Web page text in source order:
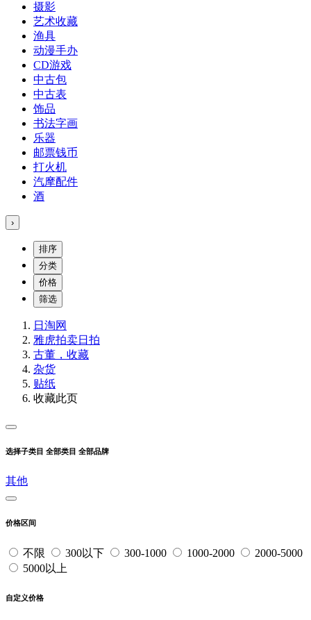
摄影
艺术收藏
渔具
动漫手办
CD游戏
中古包
中古表
饰品
书法字画
乐器
邮票钱币
打火机
汽摩配件
酒
›
排序
分类
价格
筛选
日淘网
雅虎拍卖日拍
古董，收藏
杂货
贴纸
收藏此页
选择子类目 全部类目 全部品牌
其他
价格区间
不限 300以下 300-1000 1000-2000
2000-5000
5000以上
自定义价格